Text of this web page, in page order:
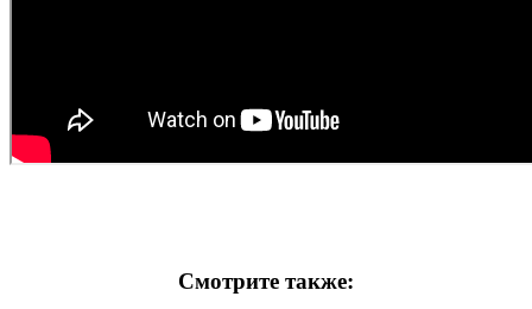
Смотрите также: